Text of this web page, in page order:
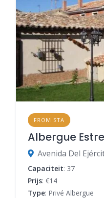
FROMISTA
Albergue
Capaciteit: 37
Prijs: €14
Type: Privé Albergue